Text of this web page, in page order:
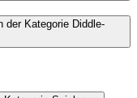
der Kategorie Diddle-